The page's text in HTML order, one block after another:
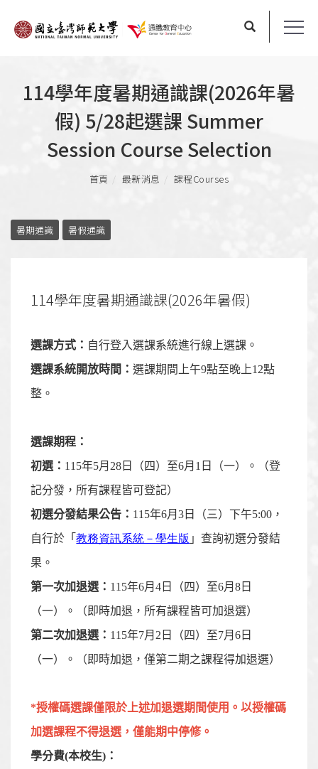
114學年度暑期通識課(2026年暑
假) 5/28起選課 Summer
Session Course Selection
首頁 最新消息 課程Courses
暑期通識 暑假通識
114學年度暑期通識課(2026年暑假)
選課方式： 自行登入選課系統進行線上選課。
選課系統開放時間：選課期間上午9點至晚上12點
整。
選課期程：
初選： 115年5月28日（四）至6月1日（一）。（登
記分發，所有課程皆可登記）
初選分發結果公告： 115年6月3日（三）下午5:00，
自行於「教務資訊系統－學生版 」查詢初選分發結
果。
第一次加退選： 115年6月4日（四）至6月8日
（一）。（即時加退，所有課程皆可加退選）
第二次加退選： 115年7月2日（四）至7月6日
（一）。（即時加退，僅第二期之課程得加退選）
*授權碼選課僅限於上述加退選期間使用。以授權碼
加選課程不得退選，僅能期中停修。
學分費(本校生)：